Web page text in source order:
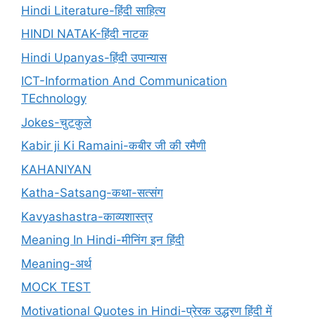
Hindi Literature-हिंदी साहित्य
HINDI NATAK-हिंदी नाटक
Hindi Upanyas-हिंदी उपान्यास
ICT-Information And Communication
TEchnology
Jokes-चुटकुले
Kabir ji Ki Ramaini-कबीर जी की रमैणी
KAHANIYAN
Katha-Satsang-कथा-सत्संग
Kavyashastra-काव्यशास्त्र
Meaning In Hindi-मीनिंग इन हिंदी
Meaning-अर्थ
MOCK TEST
Motivational Quotes in Hindi-प्रेरक उद्धरण हिंदी में